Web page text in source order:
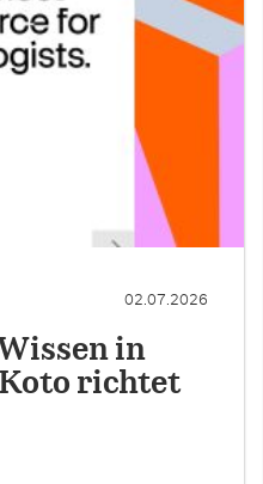
02.07.2026
in
richtet